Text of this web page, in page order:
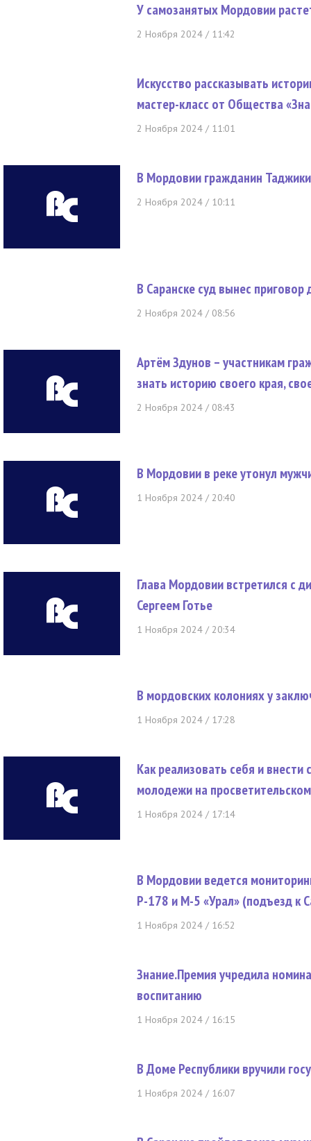
У самозанятых Мордовии
2 Ноября 2024 / 11:42
Искусство рассказывать
мастер-класс от Общества
2 Ноября 2024 / 11:01
В Мордовии гражданин
2 Ноября 2024 / 10:11
В Саранске суд вынес
2 Ноября 2024 / 08:56
Артём Здунов – участникам
знать историю своего края,
2 Ноября 2024 / 08:43
В Мордовии в реке утонул
1 Ноября 2024 / 20:40
Глава Мордовии встретился с
Сергеем Готье
1 Ноября 2024 / 20:34
В мордовских колониях у
1 Ноября 2024 / 17:28
Как реализовать себя и
молодежи на
1 Ноября 2024 / 17:14
В Мордовии ведется
Р-178 и М-5 «Урал» (подъезд к
1 Ноября 2024 / 16:52
Знание.Премия учредила
воспитанию
1 Ноября 2024 / 16:15
В Доме Республики вручили
1 Ноября 2024 / 16:07